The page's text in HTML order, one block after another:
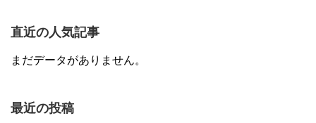
直近の人気記事
まだデータがありません。
最近の投稿